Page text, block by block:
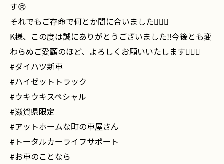
す😢
それでもご存命で何とか間に合いました🙇🏻‍♂️
K様、この度は誠にありがとうございました‼️今後とも変
わらぬご愛顧のほど、よろしくお願いいたします🙇🏻‍♂️
#ダイハツ新車
#ハイゼットトラック
#ウキウキスペシャル
#滋賀県限定
#アットホームな町の車屋さん
#トータルカーライフサポート
#お車のことなら